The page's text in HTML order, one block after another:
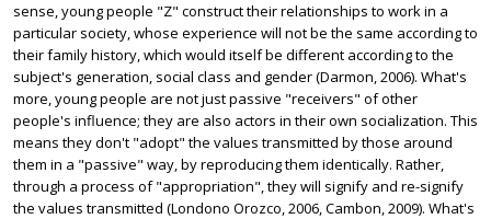
sense, young people "Z" construct their relationships to work in a
particular society, whose experience will not be the same according to
their family history, which would itself be different according to the
subject's generation, social class and gender (Darmon, 2006). What's
more, young people are not just passive "receivers" of other
people's influence; they are also actors in their own socialization. This
means they don't "adopt" the values transmitted by those around
them in a "passive" way, by reproducing them identically. Rather,
through a process of "appropriation", they will signify and re-signify
the values transmitted (Londono Orozco, 2006, Cambon, 2009). What's